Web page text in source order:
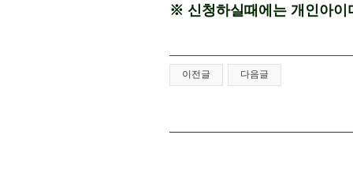
※ 신청하실때에는 개인아이
이전글 다음글